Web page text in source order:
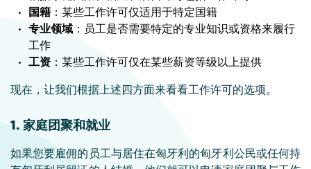
国籍 ：某些工作许可仅适用于特定国籍
专业领域 ：员工是否需要特定的专业知识或资格来履行
工作
工资 ：某些工作许可仅在某些薪资等级以上提供
现在，让我们根据上述四方面来看看工作许可的选项。
1. 家庭团聚和就业
如果您要雇佣的员工与居住在匈牙利的匈牙利公民或任何持